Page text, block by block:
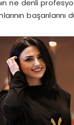
ne denli
başarılarını